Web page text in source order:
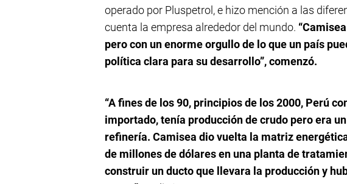
operado por Pluspetrol, e hizo mención a las
cuenta la empresa alrededor del mundo.
pero con un enorme orgullo de lo que un país
política clara para su desarrollo”, comenzó.
“A fines de los 90, principios de los 2000, Perú
importado, tenía producción de crudo pero era
refinería. Camisea dio vuelta la matriz
de millones de dólares en una planta de
construir un ducto que llevara la producción y